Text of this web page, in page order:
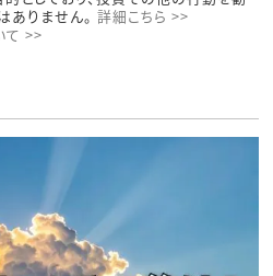
ありません。 詳細こちら >>
て >>